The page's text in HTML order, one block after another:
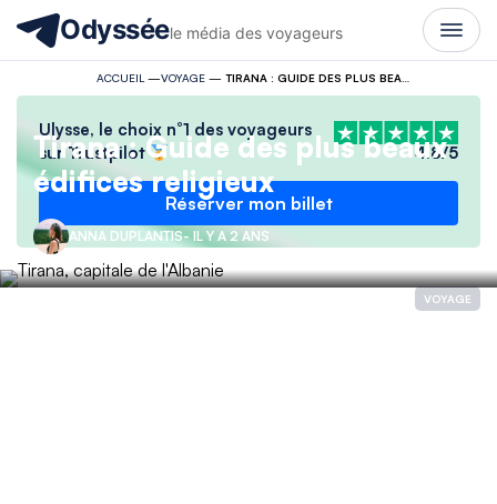
Odysséele média des voyageurs
ACCUEIL —VOYAGE— TIRANA : GUIDE DES PLUS BEAUX ÉDIFICES RELIGIEUX
Ulysse, le choix n°1 des voyageurs
sur Trustpilot
4.8/5
Réserver mon billet
VOYAGE
Tirana : Guide des plus beaux
édifices religieux
ANNA DUPLANTIS- IL Y A 2 ANS